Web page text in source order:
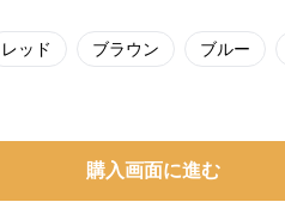
レッド ブラウン ブルー
購入画面に進む